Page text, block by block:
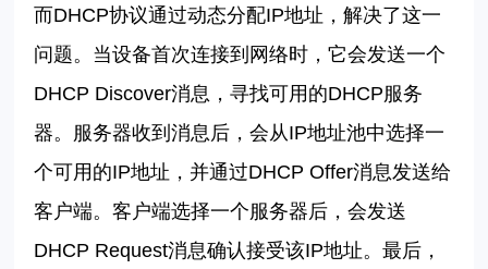
而DHCP协议通过动态分配IP地址，解决了这一
问题。当设备首次连接到网络时，它会发送一个
DHCP Discover消息，寻找可用的DHCP服务
器。服务器收到消息后，会从IP地址池中选择一
个可用的IP地址，并通过DHCP Offer消息发送给
客户端。客户端选择一个服务器后，会发送
DHCP Request消息确认接受该IP地址。最后，